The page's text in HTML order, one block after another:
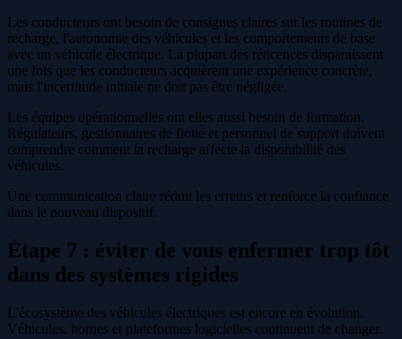
Les conducteurs ont besoin de consignes claires sur les routines de
recharge, l'autonomie des véhicules et les comportements de base
avec un véhicule électrique. La plupart des réticences disparaissent
une fois que les conducteurs acquièrent une expérience concrète,
mais l'incertitude initiale ne doit pas être négligée.
Les équipes opérationnelles ont elles aussi besoin de formation.
Régulateurs, gestionnaires de flotte et personnel de support doivent
comprendre comment la recharge affecte la disponibilité des
véhicules.
Une communication claire réduit les erreurs et renforce la confiance
dans le nouveau dispositif.
Étape 7 : éviter de vous enfermer trop tôt
dans des systèmes rigides
L'écosystème des véhicules électriques est encore en évolution.
Véhicules, bornes et plateformes logicielles continuent de changer.